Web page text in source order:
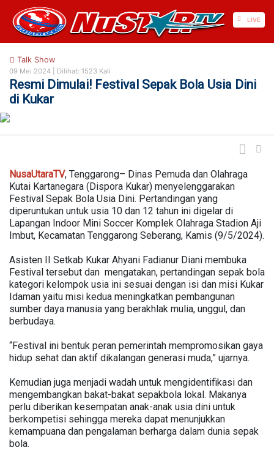
https://nusautaratv.com/
LIVE
Talk Show
09 Mei 2024 | Dilihat: 1523 Kali
Resmi Dimulai! Festival Sepak Bola Usia Dini
di Kukar
NusaUtaraTV, Tenggarong– Dinas Pemuda dan Olahraga
Kutai Kartanegara (Dispora Kukar) menyelenggarakan
Festival Sepak Bola Usia Dini. Pertandingan yang
diperuntukan untuk usia 10 dan 12 tahun ini digelar di
Lapangan Indoor Mini Soccer Komplek Olahraga Stadion Aji
Imbut, Kecamatan Tenggarong Seberang, Kamis (9/5/2024).
Asisten II Setkab Kukar Ahyani Fadianur Diani membuka
Festival tersebut dan mengatakan, pertandingan sepak bola
kategori kelompok usia ini sesuai dengan isi dan misi Kukar
Idaman yaitu misi kedua meningkatkan pembangunan
sumber daya manusia yang berakhlak mulia, unggul, dan
berbudaya.
“Festival ini bentuk peran pemerintah mempromosikan gaya
hidup sehat dan aktif dikalangan generasi muda,” ujarnya.
Kemudian juga menjadi wadah untuk mengidentifikasi dan
mengembangkan bakat-bakat sepakbola lokal. Makanya
perlu diberikan kesempatan anak-anak usia dini untuk
berkompetisi sehingga mereka dapat menunjukkan
kemampuana dan pengalaman berharga dalam dunia sepak
bola.